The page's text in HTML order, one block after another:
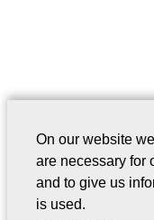
On our website
are necessary for
and to give us
is used.